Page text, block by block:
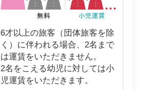
6才以上の旅客（団体旅客を除
く）に伴われる場合、2名まで
は運賃をいただきません。
2名をこえる幼児に対しては小
児運賃をいただきます。